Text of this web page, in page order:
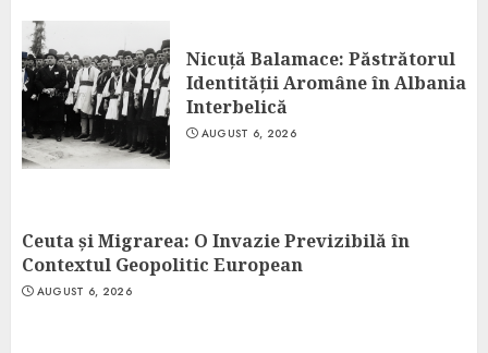
Nicuță Balamace: Păstrătorul
Identității Aromâne în Albania
Interbelică
AUGUST 6, 2026
Ceuta și Migrarea: O Invazie Previzibilă în
Contextul Geopolitic European
AUGUST 6, 2026